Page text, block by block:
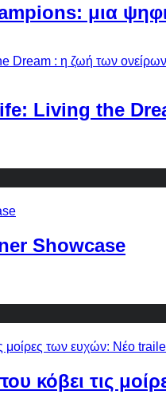
μια
Living the
Showcase
κόβει τις